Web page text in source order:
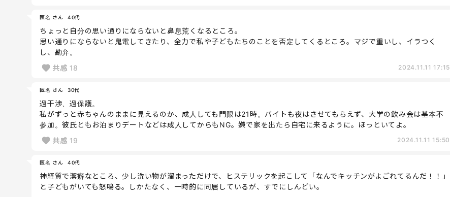
匿名 さん 40代
ちょっと自分の思い通りにならないと鼻息荒くなるところ。
思い通りにならないと鬼電してきたり、全力で私や子どもたちのことを否定してくるところ。マジで重いし、イラつく
し、勘弁。
共感 18 2024.11.11 17:15
匿名 さん 30代
過干渉、過保護。
私がずっと赤ちゃんのままに見えるのか、成人しても門限は21時。バイトも夜はさせてもらえず、大学の飲み会は基本不
参加。彼氏ともお泊まりデートなどは成人してからもNG。嫌で家を出たら自宅に来るように。ほっといてよ。
共感 19 2024.11.11 15:50
匿名 さん 40代
神経質で潔癖なところ、少し洗い物が溜まっただけで、ヒステリックを起こして「なんでキッチンがよごれてるんだ！！」
と子どもがいても怒鳴る。しかたなく、一時的に同居しているが、すでにしんどい。